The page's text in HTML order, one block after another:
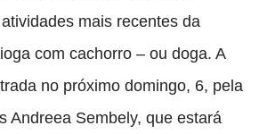
mais recentes da
com cachorro – ou doga. A
no próximo domingo, 6, pela
Andreea Sembely, que estará